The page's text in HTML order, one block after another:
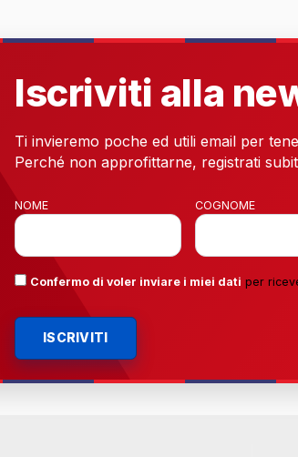
Iscriviti alla
Ti invieremo poche ed utili email per
Perché non approfittarne, registrati
NOME COGNOME
Confermo di voler inviare i miei dati per
ISCRIVITI